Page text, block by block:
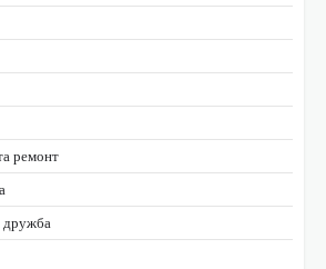
ремонт
дружба